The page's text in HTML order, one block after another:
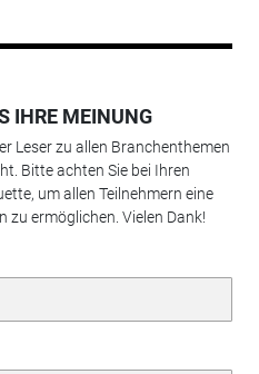
IHRE MEINUNG
Leser zu allen Branchenthemen
Bitte achten Sie bei Ihren
um allen Teilnehmern eine
ermöglichen. Vielen Dank!